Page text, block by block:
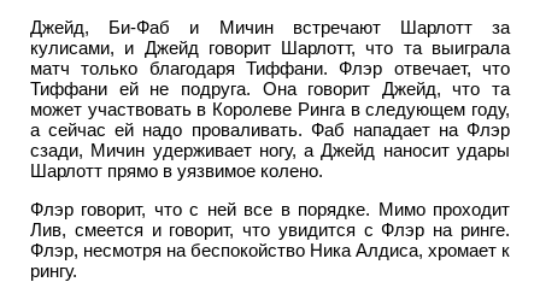
Джейд, Би-Фаб и Мичин встречают Шарлотт за
кулисами, и Джейд говорит Шарлотт, что та выиграла
матч только благодаря Тиффани. Флэр отвечает, что
Тиффани ей не подруга. Она говорит Джейд, что та
может участвовать в Королеве Ринга в следующем году,
а сейчас ей надо проваливать. Фаб нападает на Флэр
сзади, Мичин удерживает ногу, а Джейд наносит удары
Шарлотт прямо в уязвимое колено.
Флэр говорит, что с ней все в порядке. Мимо проходит
Лив, смеется и говорит, что увидится с Флэр на ринге.
Флэр, несмотря на беспокойство Ника Алдиса, хромает к
рингу.